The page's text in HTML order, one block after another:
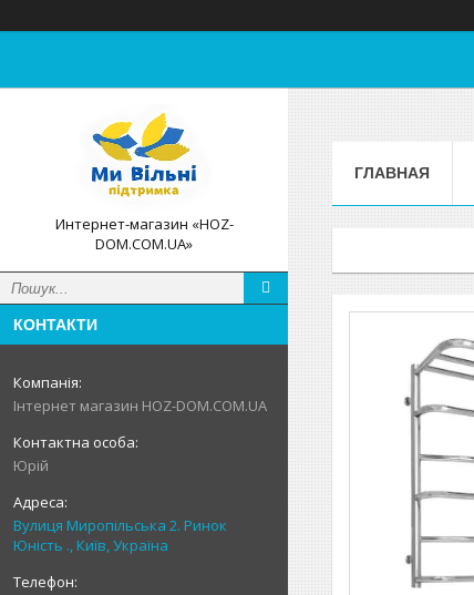
Интернет-магазин «HOZ-
DOM.COM.UA»
КОНТАКТИ
Інтернет магазин HOZ-DOM.COM.UA
Юрій
Вулиця Миропільська 2. Ринок
Юність ., Київ, Україна
ГЛАВНАЯ